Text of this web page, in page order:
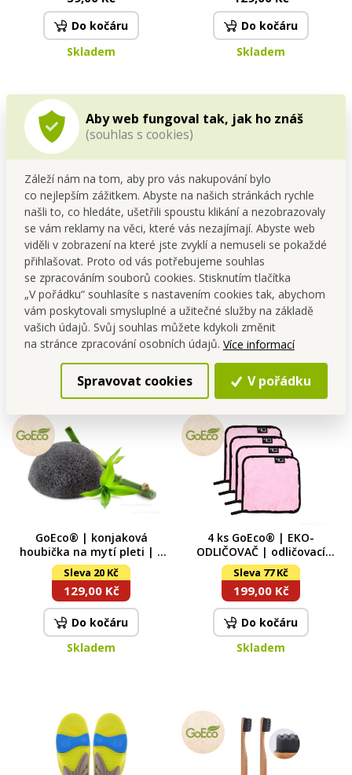
Aby web fungoval tak, jak ho znáš
(souhlas s cookies)
Záleží nám na tom, aby pro vás nakupování bylo
co nejlepším zážitkem. Abyste na našich stránkách rychle
našli to, co hledáte, ušetřili spoustu klikání a nezobrazovaly
se vám reklamy na věci, které vás nezajímají. Abyste web
viděli v zobrazení na které jste zvyklí a nemuseli se pokaždé
přihlašovat. Proto od vás potřebujeme souhlas
se zpracováním souborů cookies. Stisknutím tlačítka
„V pořádku“ souhlasíte s nastavením cookies tak, abychom
vám poskytovali smysluplné a užitečné služby na základě
vašich údajů. Svůj souhlas můžete kdykoli změnit
na stránce zpracování osobních údajů. Více informací
Spravovat cookies V pořádku
Do kočáru
Skladem
Do kočáru
Skladem
SADA 1+1 | GoEco® BAMBOO
| zubní kartáček | 10 000
vláken | ultra jemné a husté
štětinky | bílý
1+1
198,00 Kč
Do kočáru
Skladem
FC PROFESSIONAL | oválný
kartáč na vlasy | 23 cm |
pro lesk a jemné rozčesání
Cena pro tebe
79,00 Kč
Do kočáru
Skladem
GoEco® | konjaková
houbička na mytí pleti | s
bambusovým uhlím | pro
čistou a svěží pleť
Sleva 20 Kč
129,00 Kč
Do kočáru
Skladem
4 ks GoEco® | EKO-
ODLIČOVAČ | odličovací
žínka z jemného
mikrovlákna | na odstranění
make-upu | 20 × 20 cm
Sleva 77 Kč
199,00 Kč
Do kočáru
Skladem